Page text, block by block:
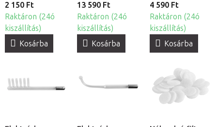
2 150 Ft
Raktáron (24ó
kiszállítás)
Kosárba
13 590 Ft
Raktáron (24ó
kiszállítás)
Kosárba
4 590 Ft
Raktáron (24ó
kiszállítás)
Kosárba